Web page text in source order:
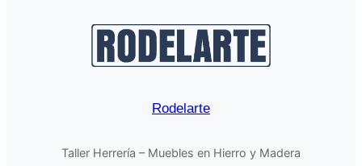
Rodelarte
Taller Herrería – Muebles en Hierro y Madera